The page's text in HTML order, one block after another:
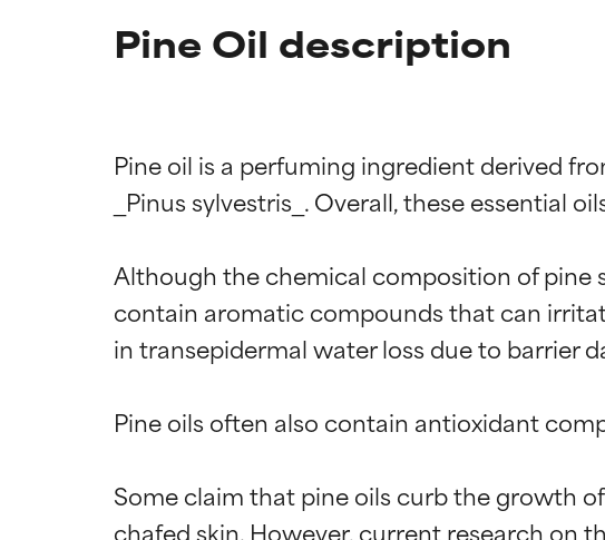
Pine Oil description
Pine oil is a perfuming ingredient derived
_Pinus sylvestris_. Overall, these essential
Although the chemical composition of pine
contain aromatic compounds that can
in transepidermal water loss due to barrier
Pine oils often also contain antioxidant
Some claim that pine oils curb the growth
chafed skin. However, current research on
Calificaciones
Calificaciones